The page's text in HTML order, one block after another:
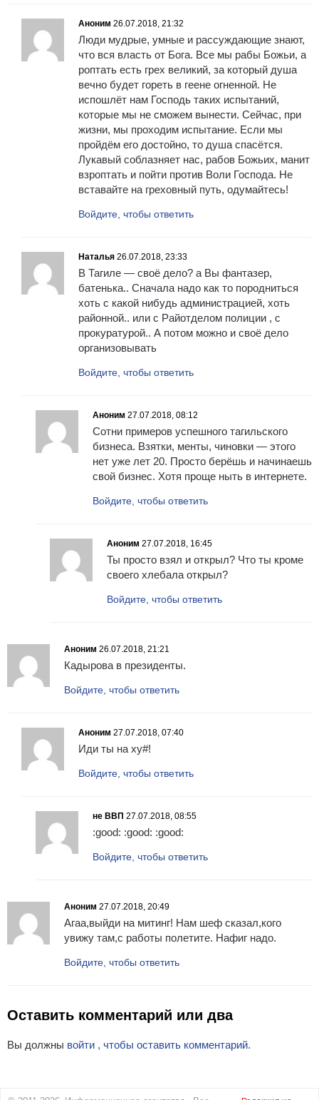
Аноним 26.07.2018, 21:32
Люди мудрые, умные и рассуждающие знают,
что вся власть от Бога. Все мы рабы Божьи, а
роптать есть грех великий, за который душа
вечно будет гореть в геене огненной. Не
испошлёт нам Господь таких испытаний,
которые мы не сможем вынести. Сейчас, при
жизни, мы проходим испытание. Если мы
пройдём его достойно, то душа спасётся.
Лукавый соблазняет нас, рабов Божьих, манит
взроптать и пойти против Воли Господа. Не
вставайте на греховный путь, одумайтесь!
Войдите, чтобы ответить
Наталья 26.07.2018, 23:33
В Тагиле — своё дело? а Вы фантазер,
батенька.. Сначала надо как то породниться
хоть с какой нибудь администрацией, хоть
районной.. или с Райотделом полиции , с
прокуратурой.. А потом можно и своё дело
организовывать
Войдите, чтобы ответить
Аноним 27.07.2018, 08:12
Сотни примеров успешного тагильского
бизнеса. Взятки, менты, чиновки — этого
нет уже лет 20. Просто берёшь и начинаешь
свой бизнес. Хотя проще ныть в интернете.
Войдите, чтобы ответить
Аноним 27.07.2018, 16:45
Ты просто взял и открыл? Что ты кроме
своего хлебала открыл?
Войдите, чтобы ответить
Аноним 26.07.2018, 21:21
Кадырова в президенты.
Войдите, чтобы ответить
Аноним 27.07.2018, 07:40
Иди ты на ху#!
Войдите, чтобы ответить
не ВВП 27.07.2018, 08:55
:good: :good: :good:
Войдите, чтобы ответить
Аноним 27.07.2018, 20:49
Агаа,выйди на митинг! Нам шеф сказал,кого
увижу там,с работы полетите. Нафиг надо.
Войдите, чтобы ответить
Оставить комментарий или два
Вы должны войти , чтобы оставить комментарий.